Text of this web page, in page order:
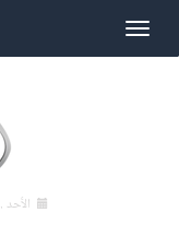
الأحد , 25 صفر 1448 هـ ,